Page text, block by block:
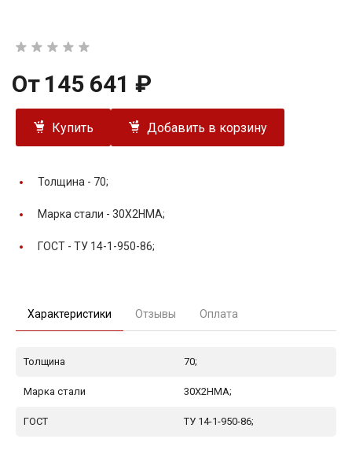
От 145 641 ₽
Купить Добавить в корзину
Толщина - 70;
Марка стали - 30Х2НМА;
ГОСТ - ТУ 14-1-950-86;
Характеристики Отзывы Оплата
Толщина 70;
Марка стали 30Х2НМА;
ГОСТ ТУ 14-1-950-86;